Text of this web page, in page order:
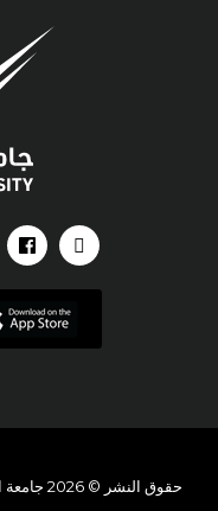
حقوق النشر © 2026 جامعة العين. كل الحقوق محفوظة.